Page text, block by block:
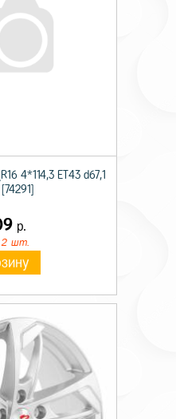
4*114,3 ET43 d67,1
р.
2 шт.